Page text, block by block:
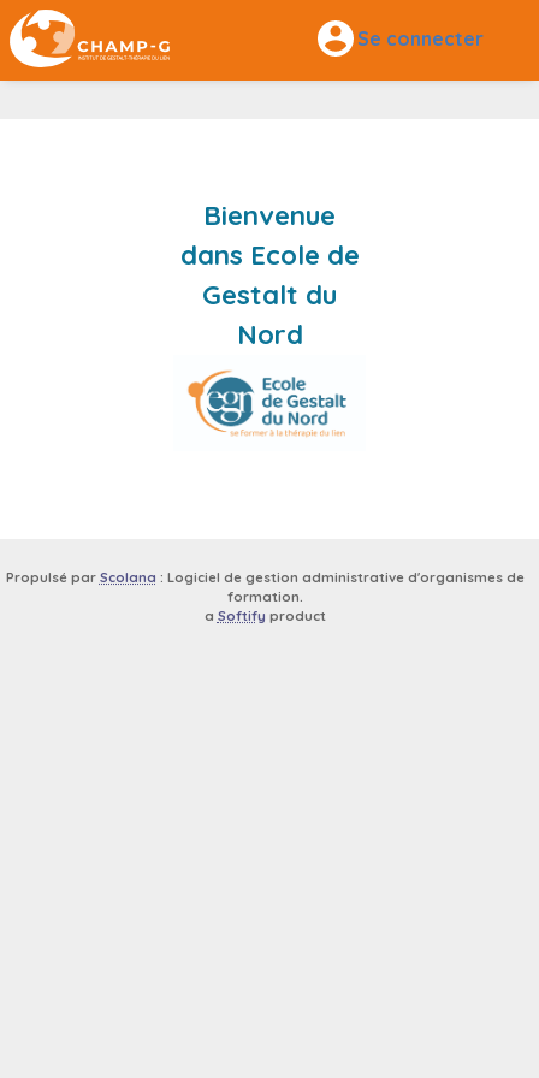
Se connecter
Bienvenue
dans Ecole de
Gestalt du
Nord
Propulsé par Scolana : Logiciel de gestion administrative d'organismes de
formation.
a Softify product